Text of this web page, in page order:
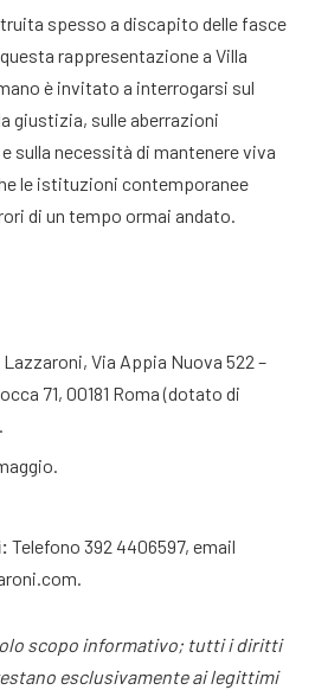
spesso a discapito delle fasce
rappresentazione a Villa
è invitato a interrogarsi sul
giustizia, sulle aberrazioni
sulla necessità di mantenere viva
le istituzioni contemporanee
di un tempo ormai andato.
Via Appia Nuova 522 –
71, 00181 Roma (dotato di
Telefono 392 4406597, email
scopo informativo; tutti i diritti
esclusivamente ai legittimi